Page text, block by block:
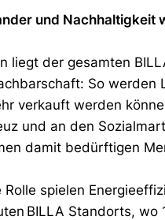
und Nachhaltigkeit
liegt der gesamten
So werden
verkauft werden
und an den
damit bedürftigen
Rolle spielen
BILLA Standorts, wo